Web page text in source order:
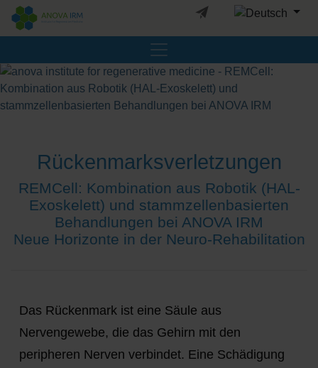
Sprache
Rückenmarksverletzungen
REMCell: Kombination aus Robotik (HAL-
Exoskelett) und stammzellenbasierten
Behandlungen bei ANOVA IRM
Neue Horizonte in der Neuro-Rehabilitation
Das Rückenmark ist eine Säule aus
Nervengewebe, die das Gehirn mit den
peripheren Nerven verbindet. Eine Schädigung